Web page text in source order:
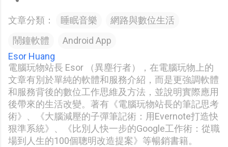
文章分類： 睡眠音樂
網路與數位生活
鬧鐘軟體
Android App
Esor Huang
電腦玩物站長 Esor （異塵行者），在電腦玩物上的
文章有別於單純的軟體和服務介紹，而是更強調軟體
和服務背後的數位工作思維及方法，並說明實際應用
後帶來的生活改變。著有《電腦玩物站長的筆記思考
術》、《大腦減壓的子彈筆記術：用Evernote打造快
狠準系統》、《比別人快一步的Google工作術：從職
場到人生的100個聰明改造提案》等暢銷書籍。